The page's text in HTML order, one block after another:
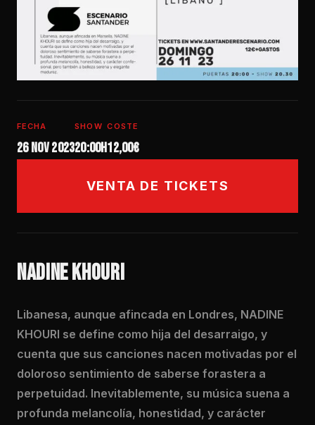
FECHA
26 nov 2023
SHOW
20:00h
COSTE
12,00€
VENTA DE TICKETS
NADINE KHOURI
Libanesa, aunque afincada en Londres, NADINE
KHOURI se define como hija del desarraigo, y
cuenta que sus canciones nacen motivadas por el
doloroso sentimiento de saberse forastera a
perpetuidad. Inevitablemente, su música suena a
profunda melancolía, honestidad, y carácter